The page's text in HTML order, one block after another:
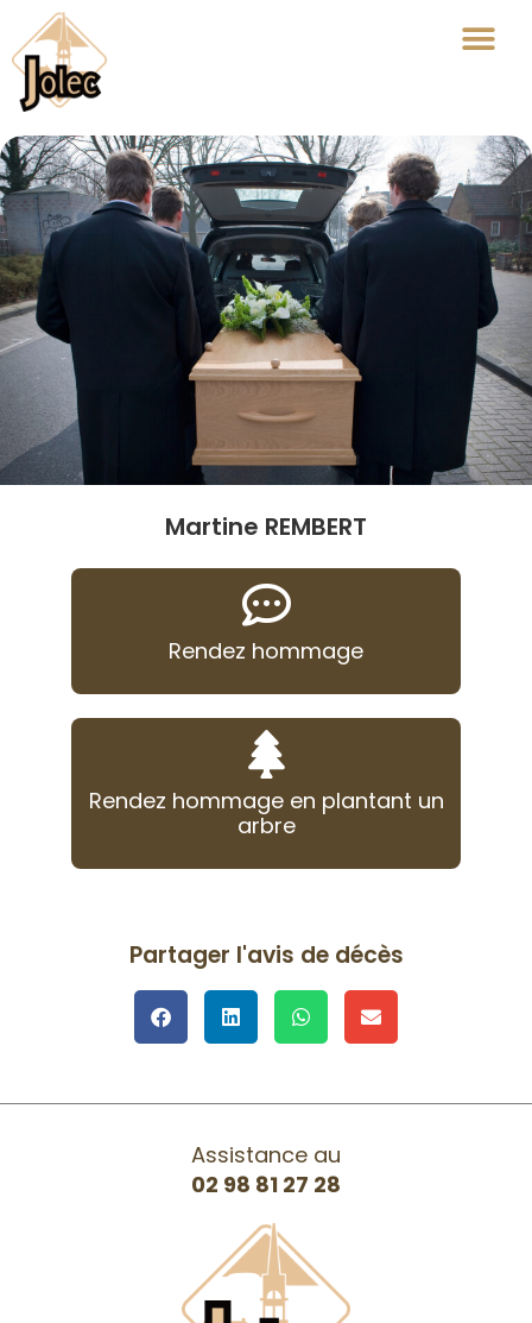
Martine REMBERT
Rendez hommage
Rendez hommage en plantant un
arbre
Partager l'avis de décès
Assistance au
02 98 81 27 28